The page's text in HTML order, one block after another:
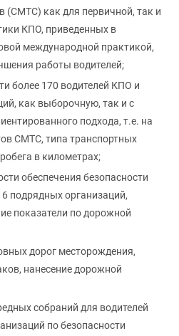
(СМТС) как для первичной, так и
КПО, приведенных в
международной практикой,
работы водителей;
более 170 водителей КПО и
как выборочную, так и с
подхода, т.е. на
СМТС, типа транспортных
в километрах;
обеспечения безопасности
подрядных организаций,
показатели по дорожной
дорог месторождения,
нанесение дорожной
собраний для водителей
по безопасности